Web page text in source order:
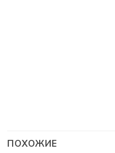
ПОХОЖИЕ